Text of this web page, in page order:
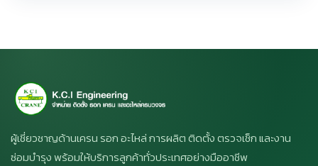
ผู้เชี่ยวชาญด้านเครน รอก อะไหล่ การผลิต ติดตั้ง ตรวจเช็ก และงาน
ซ่อมบำรุง พร้อมให้บริการลูกค้าทั่วประเทศอย่างมืออาชีพ